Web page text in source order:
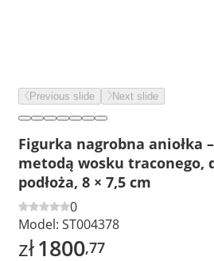
Previous slide Next slide
Figurka nagrobna aniołka
metodą wosku traconego,
podłoża, 8 × 7,5 cm
0
Model: ST004378
zł1800,77